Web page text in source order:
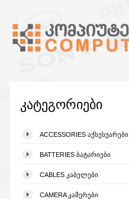
კატეგორიები
ACCESSORIES ᲐᲥᲡᲔᲡᲣᲐᲠᲔᲑᲘ
BATTERIES ᲑᲐᲢᲐᲠᲘᲔᲑᲘ
CABLES ᲙᲐᲑᲔᲚᲔᲑᲘ
CAMERA ᲙᲐᲛᲔᲠᲔᲑᲘ